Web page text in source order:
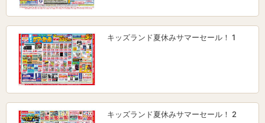
キッズランド夏休みサマーセール！ 1
キッズランド夏休みサマーセール！ 2